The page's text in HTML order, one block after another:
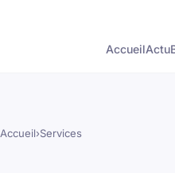
AccueilActu
Accueil›Services